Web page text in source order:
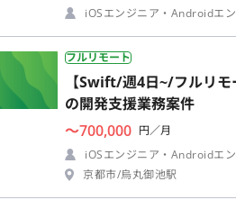
iOSエンジニア・Androidエ
フルリモート
【Swift/週4日~/フルリ
の開発支援業務案件
〜700,000 円／月
iOSエンジニア・Androidエ
京都市/烏丸御池駅